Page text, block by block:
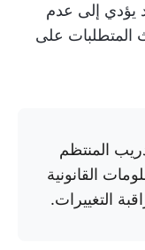
يؤدي إلى عدم
المتطلبات على
المنتظم
القانونية
التغييرات.